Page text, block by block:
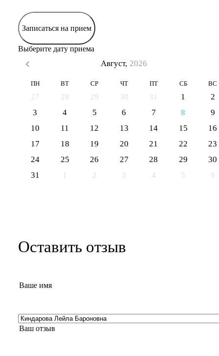
Записаться на прием
Выберите дату приема
Август, 2026
ПН ВТ СР ЧТ ПТ СБ ВС
27 28 29 30 31 1
2
3
4 5 6 7 8
9
10
11 12 13 14 15
16
17
18 19 20 21 22
23
24
25 26 27 28 29
30
31
1 2 3 4 5 6
Оставить отзыв